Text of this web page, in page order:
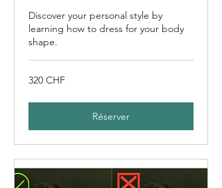
Discover your personal style by
learning how to dress for your body
shape.
320
francs
320 CHF
Réserver